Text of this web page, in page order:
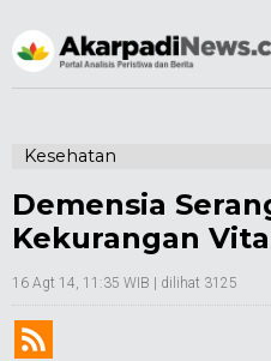
Kesehatan
Demensia
Kekurangan
16 Agt 14, 11:35 WIB | dilihat 3125